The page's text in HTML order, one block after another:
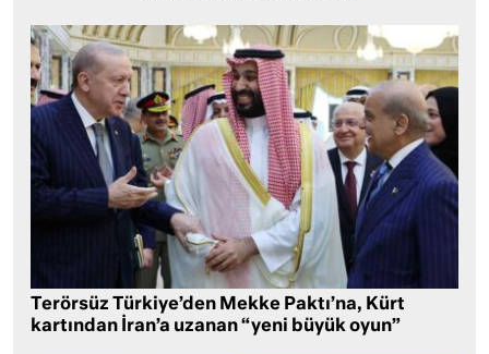
Terörsüz Türkiye’den Mekke Paktı’na, Kürt
kartından İran’a uzanan “yeni büyük oyun”